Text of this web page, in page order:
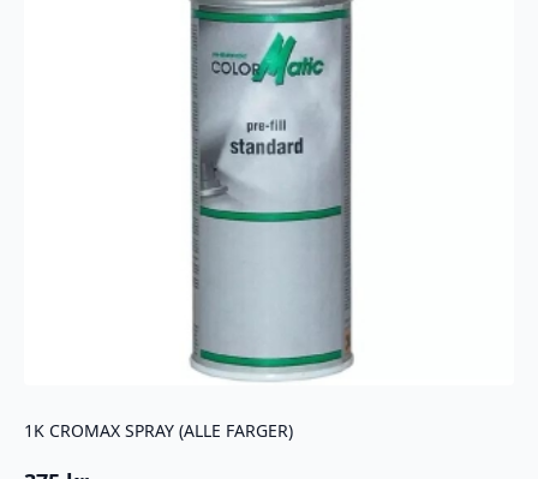
1K CROMAX SPRAY (ALLE FARGER)